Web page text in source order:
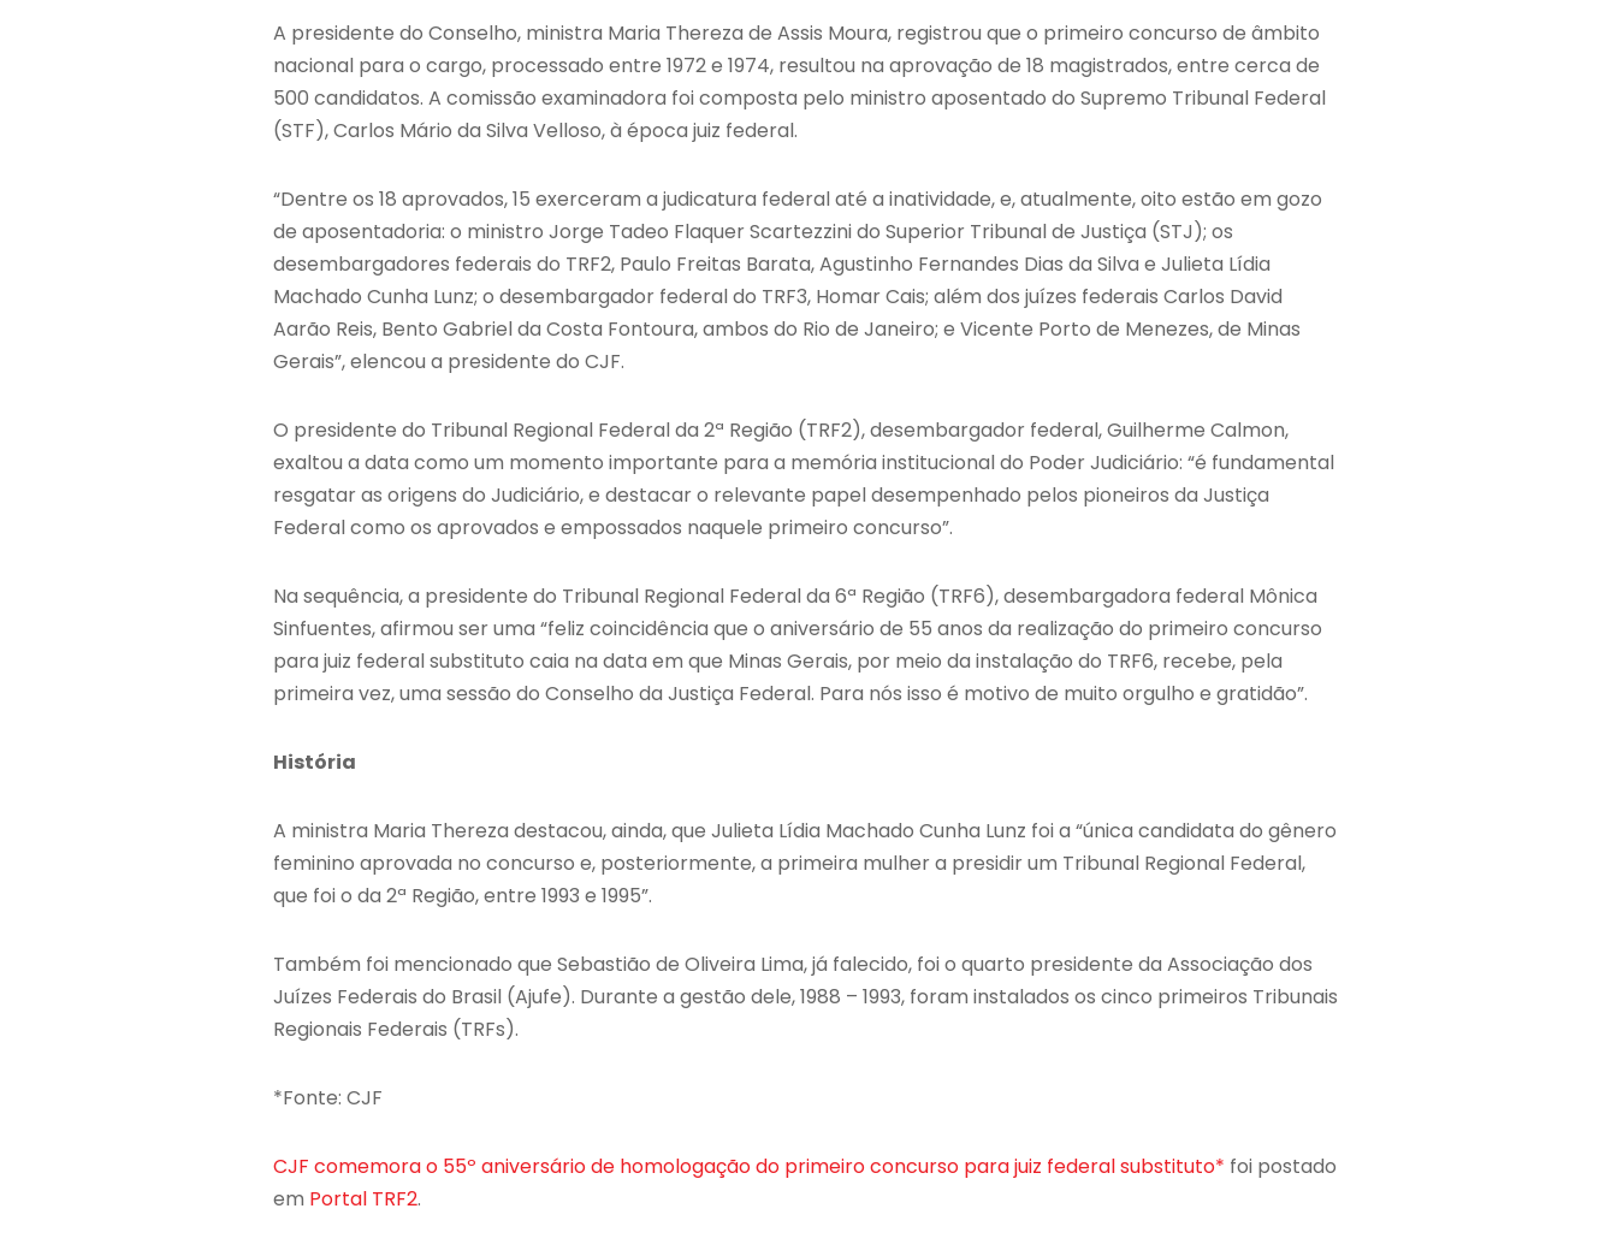
A presidente do Conselho, ministra Maria Thereza de Assis Moura, registrou que o primeiro concurso de âmbito
nacional para o cargo, processado entre 1972 e 1974, resultou na aprovação de 18 magistrados, entre cerca de
500 candidatos. A comissão examinadora foi composta pelo ministro aposentado do Supremo Tribunal Federal
(STF), Carlos Mário da Silva Velloso, à época juiz federal.
“Dentre os 18 aprovados, 15 exerceram a judicatura federal até a inatividade, e, atualmente, oito estão em gozo
de aposentadoria: o ministro Jorge Tadeo Flaquer Scartezzini do Superior Tribunal de Justiça (STJ); os
desembargadores federais do TRF2, Paulo Freitas Barata, Agustinho Fernandes Dias da Silva e Julieta Lídia
Machado Cunha Lunz; o desembargador federal do TRF3, Homar Cais; além dos juízes federais Carlos David
Aarão Reis, Bento Gabriel da Costa Fontoura, ambos do Rio de Janeiro; e Vicente Porto de Menezes, de Minas
Gerais”, elencou a presidente do CJF.
O presidente do Tribunal Regional Federal da 2ª Região (TRF2), desembargador federal, Guilherme Calmon,
exaltou a data como um momento importante para a memória institucional do Poder Judiciário: “é fundamental
resgatar as origens do Judiciário, e destacar o relevante papel desempenhado pelos pioneiros da Justiça
Federal como os aprovados e empossados naquele primeiro concurso”.
Na sequência, a presidente do Tribunal Regional Federal da 6ª Região (TRF6), desembargadora federal Mônica
Sinfuentes, afirmou ser uma “feliz coincidência que o aniversário de 55 anos da realização do primeiro concurso
para juiz federal substituto caia na data em que Minas Gerais, por meio da instalação do TRF6, recebe, pela
primeira vez, uma sessão do Conselho da Justiça Federal. Para nós isso é motivo de muito orgulho e gratidão”.
História
A ministra Maria Thereza destacou, ainda, que Julieta Lídia Machado Cunha Lunz foi a “única candidata do gênero
feminino aprovada no concurso e, posteriormente, a primeira mulher a presidir um Tribunal Regional Federal,
que foi o da 2ª Região, entre 1993 e 1995”.
Também foi mencionado que Sebastião de Oliveira Lima, já falecido, foi o quarto presidente da Associação dos
Juízes Federais do Brasil (Ajufe). Durante a gestão dele, 1988 – 1993, foram instalados os cinco primeiros Tribunais
Regionais Federais (TRFs).
*Fonte: CJF
CJF comemora o 55º aniversário de homologação do primeiro concurso para juiz federal substituto* foi postado
em Portal TRF2.